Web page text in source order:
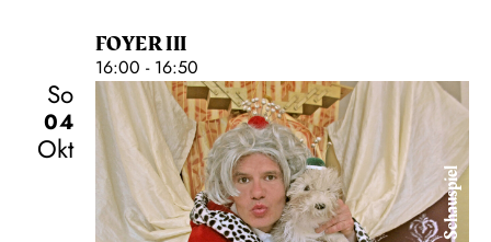
FOYER III
16:00 - 16:50
So
04
Okt
Schauspiel